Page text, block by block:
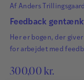
Læs mere
Af Anders Trillingsgaard
Feedback
Her er bogen, der
for arbejdet med
300,00 kr.